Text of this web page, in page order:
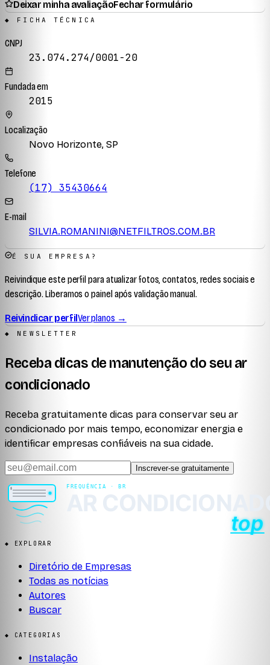
Deixar minha avaliaçãoFechar formulário
◆ FICHA TÉCNICA
CNPJ
23.074.274/0001-20
Fundada em
2015
Localização
Novo Horizonte, SP
Telefone
(17) 35430664
E-mail
SILVIA.ROMANINI@NETFILTROS.COM.BR
É SUA EMPRESA?
Reivindique este perfil para atualizar fotos, contatos, redes sociais e
descrição. Liberamos o painel após validação manual.
Reivindicar perfilVer planos →
◆ NEWSLETTER
Receba dicas de manutenção do seu ar
condicionado
Receba gratuitamente dicas para conservar seu ar
condicionado por mais tempo, economizar energia e
identificar empresas confiáveis na sua cidade.
Inscrever-se gratuitamente
◆ EXPLORAR
Diretório de Empresas
Todas as notícias
Autores
Buscar
◆ CATEGORIAS
Instalação